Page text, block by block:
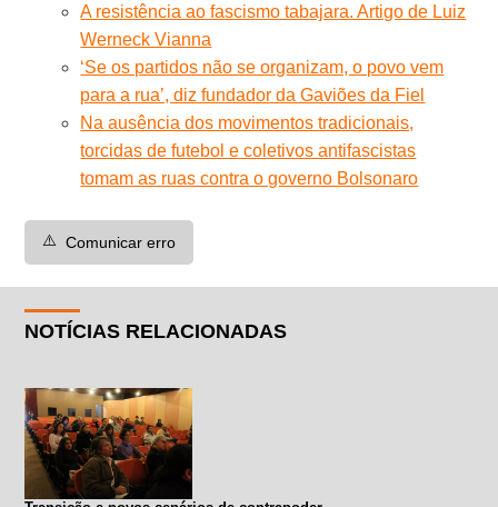
A resistência ao fascismo tabajara. Artigo de Luiz
Werneck Vianna
‘Se os partidos não se organizam, o povo vem
para a rua’, diz fundador da Gaviões da Fiel
Na ausência dos movimentos tradicionais,
torcidas de futebol e coletivos antifascistas
tomam as ruas contra o governo Bolsonaro
⚠️ Comunicar erro
NOTÍCIAS RELACIONADAS